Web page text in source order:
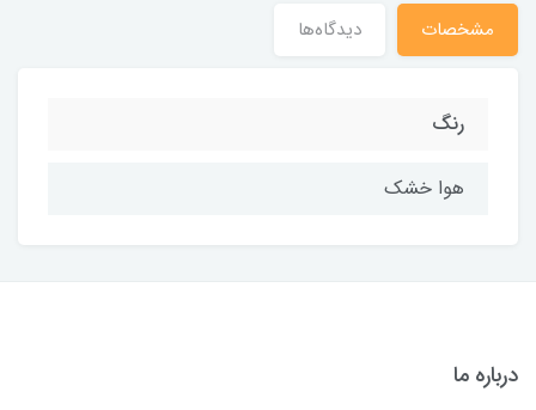
مشخصات دیدگاه‌ها
رنگ
هوا خشک
درباره ما